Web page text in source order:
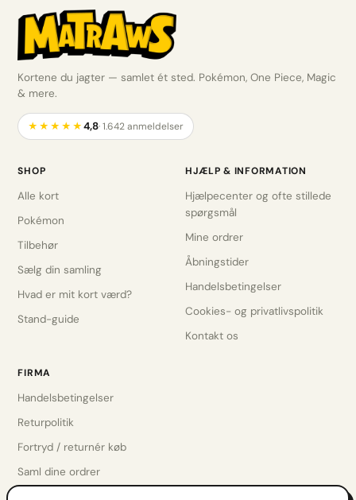
Kortene du jagter — samlet ét sted. Pokémon, One Piece, Magic
& mere.
★★★★★4,8· 1.642 anmeldelser
SHOP
Alle kort
Pokémon
Tilbehør
Sælg din samling
Hvad er mit kort værd?
Stand-guide
HJÆLP & INFORMATION
Hjælpecenter og ofte stillede
spørgsmål
Mine ordrer
Åbningstider
Handelsbetingelser
Cookies- og privatlivspolitik
Kontakt os
FIRMA
Handelsbetingelser
Returpolitik
Fortryd / returnér køb
Saml dine ordrer